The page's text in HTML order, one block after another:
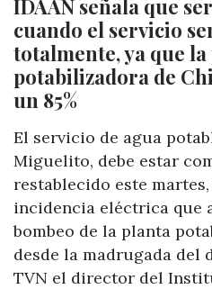
IDAAN señala que
cuando el servicio
totalmente, ya que
potabilizadora de
un 85%
El servicio de agua
Miguelito, debe estar
restablecido este
incidencia eléctrica que
bombeo de la planta
desde la madrugada del
TVN el director del